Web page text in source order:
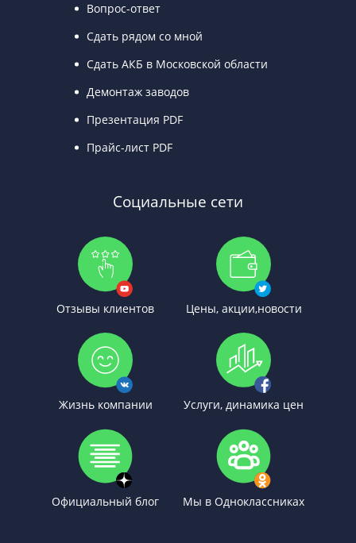
Вопрос-ответ
Сдать рядом со мной
Сдать АКБ в Московской области
Демонтаж заводов
Презентация PDF
Прайс-лист PDF
Социальные сети
Отзывы клиентов Цены, акции,новости
Жизнь компании Услуги, динамика цен
Официальный блог Мы в Одноклассниках